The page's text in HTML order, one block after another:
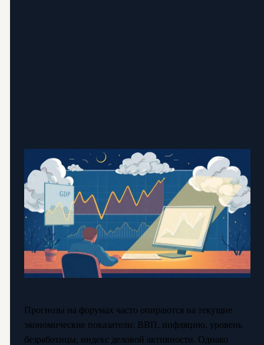
Прогнозы на форумах часто опираются на текущие
экономические показатели: ВВП, инфляцию, уровень
безработицы, индекс деловой активности. Однако